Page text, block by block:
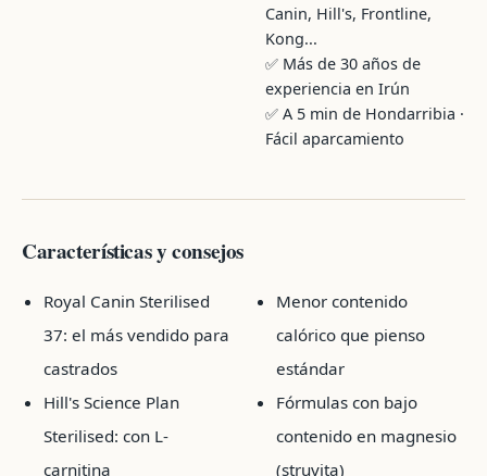
Canin, Hill's, Frontline,
Kong...
✅ Más de 30 años de
experiencia en Irún
✅ A 5 min de Hondarribia ·
Fácil aparcamiento
Características y consejos
Royal Canin Sterilised
37: el más vendido para
castrados
Hill's Science Plan
Sterilised: con L-
carnitina
Menor contenido
calórico que pienso
estándar
Fórmulas con bajo
contenido en magnesio
(struvita)